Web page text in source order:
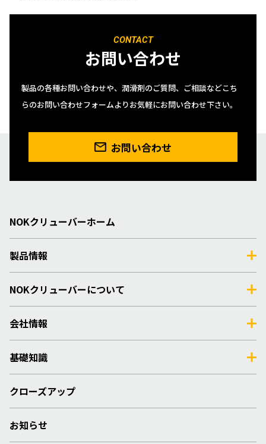
CONTACT
お問い合わせ
製品の各種お問い合わせや、潤滑剤のご質問、ご相談などこち
らのお問い合わせフォームよりお気軽にお問い合わせ下さい。
お問い合わせ
NOKクリューバーホーム
製品情報
NOKクリューバーについて
会社情報
基礎知識
クローズアップ
お知らせ